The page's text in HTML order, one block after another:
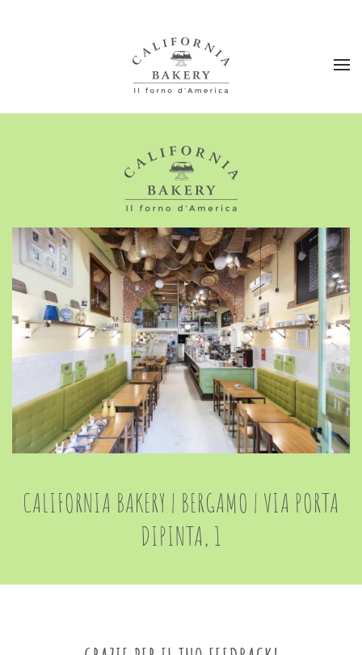
Passa al contenuto principale
CALIFORNIA BAKERY | BERGAMO | VIA PORTA
DIPINTA, 1